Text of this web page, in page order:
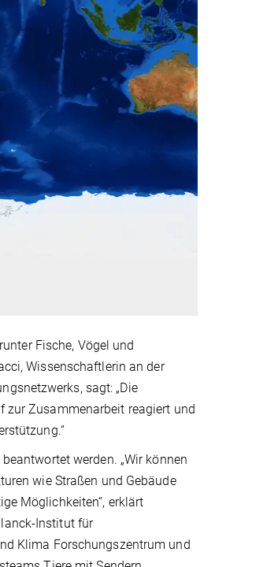
Fische, Vögel und
Wissenschaftlerin an der
sagt: „Die
zur Zusammenarbeit reagiert und
werden. „Wir können
wie Straßen und Gebäude
Möglichkeiten“, erklärt
Institut für
Klima Forschungszentrum und